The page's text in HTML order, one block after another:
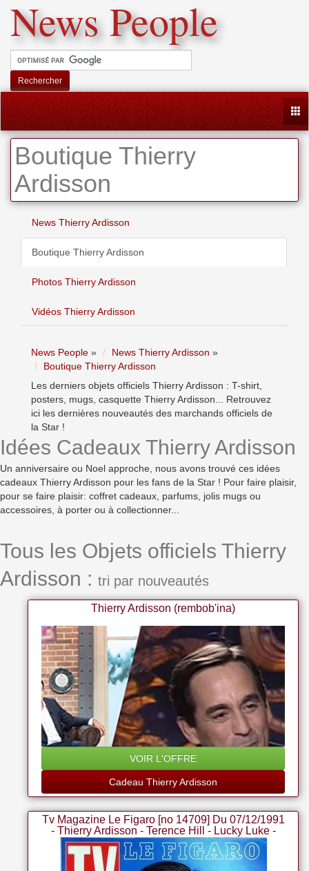
News People
Rechercher
Boutique Thierry
Ardisson
News Thierry Ardisson
Boutique Thierry Ardisson
Photos Thierry Ardisson
Vidéos Thierry Ardisson
News People » News Thierry Ardisson »
Boutique Thierry Ardisson
Les derniers objets officiels Thierry Ardisson : T-shirt,
posters, mugs, casquette Thierry Ardisson... Retrouvez
ici les dernières nouveautés des marchands officiels de
la Star !
Idées Cadeaux Thierry Ardisson
Un anniversaire ou Noel approche, nous avons trouvé ces idées
cadeaux Thierry Ardisson pour les fans de la Star ! Pour faire plaisir,
pour se faire plaisir: coffret cadeaux, parfums, jolis mugs ou
accessoires, à porter ou à collectionner...
Tous les Objets officiels Thierry
Ardisson : tri par nouveautés
Thierry Ardisson (rembob'ina)
VOIR L'OFFRE
Cadeau Thierry Ardisson
Tv Magazine Le Figaro [no 14709] Du 07/12/1991
- Thierry Ardisson - Terence Hill - Lucky Luke -
Les Jeux Sans Frontieres - Isabelle Mir Glisse
Vers La Tele